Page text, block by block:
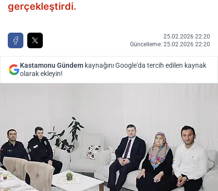
gerçekleştirdi.
25.02.2026 22:20
Güncelleme: 25.02.2026 22:20
Kastamonu Gündem kaynağını Google'da tercih edilen kaynak
olarak ekleyin!